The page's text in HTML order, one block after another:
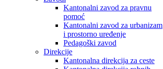
Kantonalni zavod za pravnu
pomoć
Kantonalni zavod za urbanizam
i prostorno uređenje
Pedagoški zavod
Direkcije
Kantonalna direkcija za ceste